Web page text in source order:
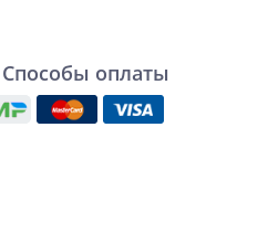
Способы оплаты